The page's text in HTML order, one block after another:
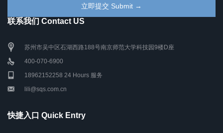
联系我们 Contact US
苏州市吴中区石湖西路188号南京师范大学科技园9楼D座
400-070-6900
18962152258 24 Hours 服务
lili@sqs.com.cn
快捷入口 Quick Entry